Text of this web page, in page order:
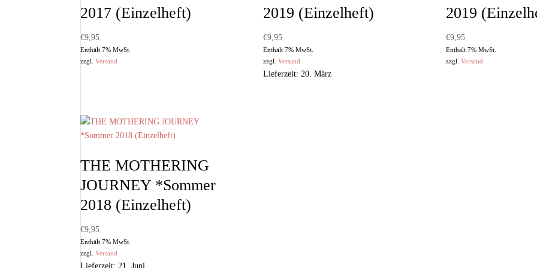
2017 (Einzelheft)
€9,95
Enthält 7% MwSt.
zzgl.Versand
2019 (Einzelheft)
€9,95
Enthält 7% MwSt.
zzgl.Versand
Lieferzeit: 20. März
2019
€9,95
Enthält 7% MwSt.
zzgl. Versand
THE MOTHERING
JOURNEY *Sommer
2018 (Einzelheft)
€9,95
Enthält 7% MwSt.
zzgl.Versand
Lieferzeit: 21. Juni